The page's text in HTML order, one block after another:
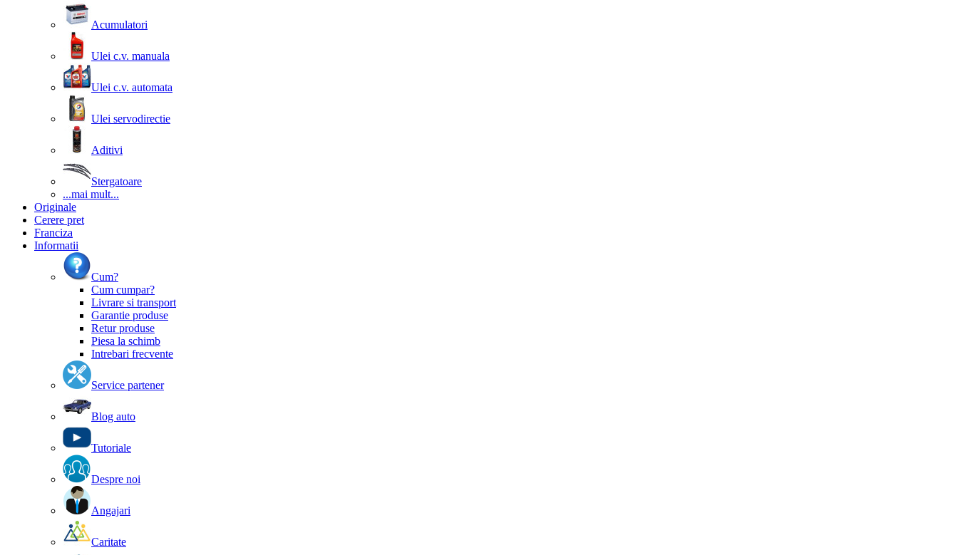
Acumulatori
Ulei c.v. manuala
Ulei c.v. automata
Ulei servodirectie
Aditivi
Stergatoare
...mai mult...
Originale
Cerere pret
Franciza
Informatii
Cum?
Cum cumpar?
Livrare si transport
Garantie produse
Retur produse
Piesa la schimb
Intrebari frecvente
Service partener
Blog auto
Tutoriale
Despre noi
Angajari
Caritate